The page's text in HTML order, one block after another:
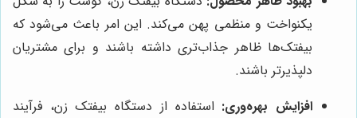
یکنواخت و منظمی پهن می‌کند. این امر باعث می‌شود که
بیفتک‌ها ظاهر جذاب‌تری داشته باشند و برای مشتریان
دلپذیرتر باشند.
افزایش بهره‌وری: استفاده از دستگاه بیفتک زن، فرآیند